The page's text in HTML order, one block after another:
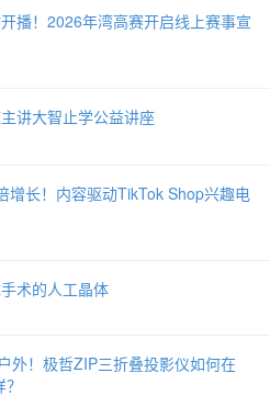
播！2026年湾高赛开启线上赛事宣
讲大智止学公益讲座
增长！内容驱动TikTok Shop兴趣电
术的人工晶体
外！极哲ZIP三折叠投影仪如何在